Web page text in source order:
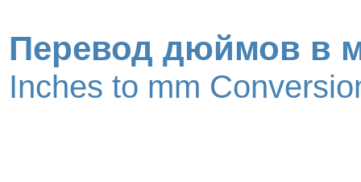
Перевод дюймов в
Inches to mm